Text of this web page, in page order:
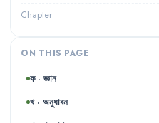
Chapter
ON THIS PAGE
ক · জ্ঞান
খ · অনুধাবন